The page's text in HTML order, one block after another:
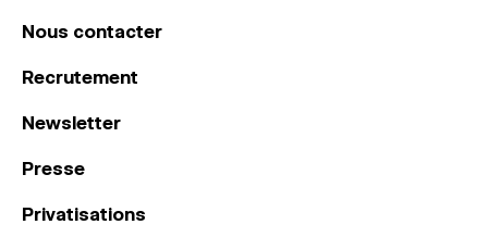
Nous contacter
Recrutement
Newsletter
Presse
Privatisations